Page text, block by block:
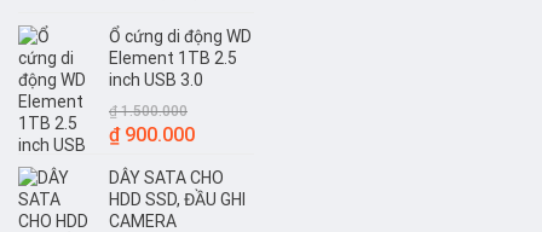
Ổ cứng di động WD
Element 1TB 2.5
inch USB 3.0
₫1.500.000
Giá
là:
₫ 1.500.000.
₫900.000Giá
tại
là:
DÂY SATA CHO
HDD SSD, ĐẦU GHI
CAMERA